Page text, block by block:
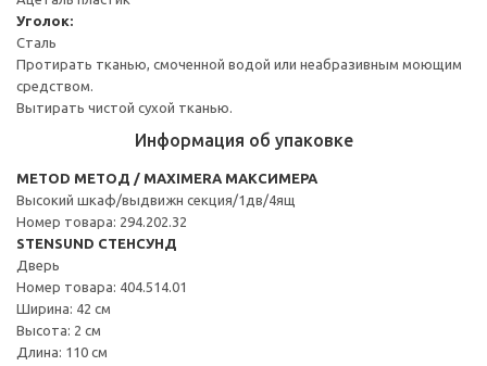
Уголок:
Сталь
Протирать тканью, смоченной водой или неабразивным моющим
средством.
Вытирать чистой сухой тканью.
Информация об упаковке
METOD МЕТОД / MAXIMERA МАКСИМЕРА
Высокий шкаф/выдвижн секция/1дв/4ящ
Номер товара: 294.202.32
STENSUND СТЕНСУНД
Дверь
Номер товара: 404.514.01
Ширина: 42 см
Высота: 2 см
Длина: 110 см